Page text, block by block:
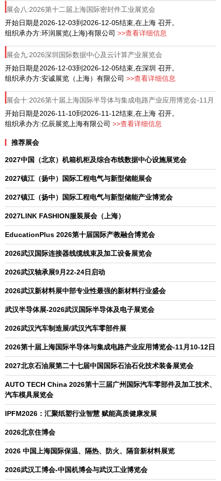
展会八:2026第十二届上海国际密封件工业展览会
开始日期是2026-12-03到2026-12-05结束,在上海 召开。
组织承办方:环润展览(上海)有限公司 >>查看详细信息
展会九:2026深圳国际数据中心及云计算产业展览会
开始日期是2026-12-03到2026-12-05结束,在深圳 召开。
组织承办方:安诚展览（上海）有限公司 >>查看详细信息
展会十:2026第十届上海国际半导体与集成电路产业应用博览会-11月
开始日期是2026-11-10到2026-11-12结束,在上海 召开。
组织承办方:亿辰展览上海有限公司 >>查看详细信息
推荐展会
2027中国（北京）机箱机柜及综合布线数据中心设施展览会
2027镇江（扬中）国际工程电气与新型储能展会
2027镇江（扬中）国际工程电气与新型储能产业博览会
2027LINK FASHION服装展会（上海）
EducationPlus 2026第十届国际产教融合博览会
2026武汉国际连接器线缆线束及加工设备展览会
2026武汉轴承展9月22-24日启动
2026武汉新材料展中部专业性最强的新材料行业盛会
武汉半导体展-2026武汉国际半导体及电子展览会
2026武汉汽车制造展/武汉汽车零部件展
2026第十届上海国际半导体与集成电路产业应用博览会-11月10-12日
2027北京石油展第二十七届中国国际石油石化技术装备展览会
AUTO TECH China 2026第十三届广州国际汽车零部件及加工技术、
汽车模具展览会
IPFM2026：汇聚纸塑行业智慧 赋能高质健康发展
2026北京住博会
2026 中国上海国际保温、隔热、防火、隔音新材料展览
2026武汉工博会-中国机博会与武汉工业博览会